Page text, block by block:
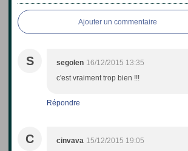
Ajouter un commentaire
S segolen 16/12/2015 13:35
c'est vraiment trop bien !!!
Répondre
C cinvava 15/12/2015 19:05